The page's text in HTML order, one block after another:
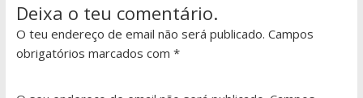
Deixa o teu comentário.
O teu endereço de email não será publicado. Campos
obrigatórios marcados com *